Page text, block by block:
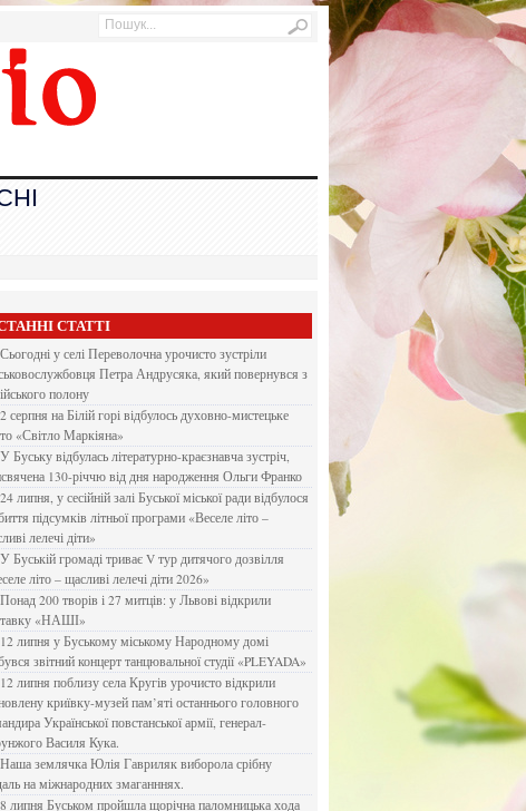
СТАТТІ
Сьогодні у селі Переволочна урочисто зустріли
Петра Андрусяка, який повернувся з
полону
2 серпня на Білій горі відбулось духовно-мистецьке
«Світло Маркіяна»
У Буську відбулась літературно-краєзнавча зустріч,
130-річчю від дня народження Ольги Франко
24 липня, у сесійній залі Буської міської ради відбулося
підсумків літньої програми «Веселе літо –
лелечі діти»
У Буській громаді триває V тур дитячого дозвілля
літо – щасливі лелечі діти 2026»
Понад 200 творів і 27 митців: у Львові відкрили
«НАШІ»
12 липня у Буському міському Народному домі
звітний концерт танцювальної студії «PLEYADA»
12 липня поблизу села Кругів урочисто відкрили
криївку-музей пам’яті останнього головного
Української повстанської армії, генерал-
Василя Кука.
Наша землячка Юлія Гавриляк виборола срібну
на міжнародних змаганннях.
8 липня Буськом пройшла щорічна паломницька хода